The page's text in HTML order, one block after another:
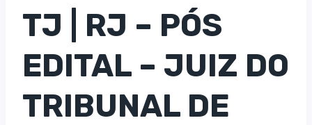
TJ | RJ – PÓS
EDITAL – JUIZ DO
TRIBUNAL DE